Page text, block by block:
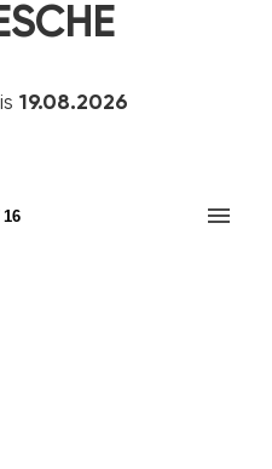
19.08.2026